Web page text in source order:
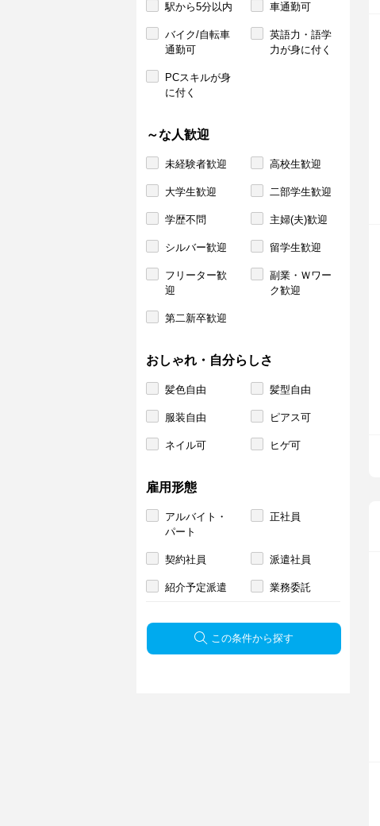
駅から5分以内 車通勤可
バイク/自転車
通勤可
英語力・語学
力が身に付く
PCスキルが身
に付く
～な人歓迎
未経験者歓迎 高校生歓迎
大学生歓迎 二部学生歓迎
学歴不問 主婦(夫)歓迎
シルバー歓迎 留学生歓迎
フリーター歓
迎
副業・Ｗワー
ク歓迎
第二新卒歓迎
おしゃれ・自分らしさ
髪色自由 髪型自由
服装自由 ピアス可
ネイル可 ヒゲ可
雇用形態
アルバイト・
パート
正社員
契約社員 派遣社員
紹介予定派遣 業務委託
この条件から探す